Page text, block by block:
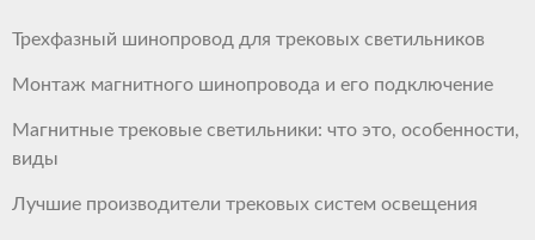
Трехфазный шинопровод для трековых светильников
Монтаж магнитного шинопровода и его подключение
Магнитные трековые светильники: что это, особенности,
виды
Лучшие производители трековых систем освещения